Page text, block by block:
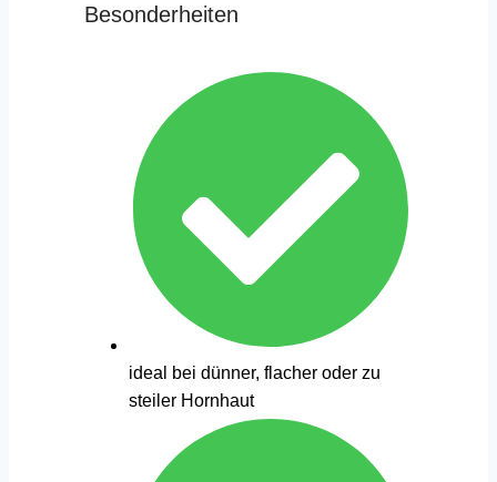
Besonderheiten
ideal bei dünner, flacher oder zu
steiler Hornhaut